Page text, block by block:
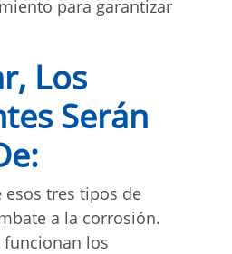
para garantizar
Los
Serán
tres tipos de
a la corrosión.
los